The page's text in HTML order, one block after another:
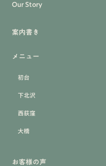
Our Story
案内書き
メニュー
初台
下北沢
西荻窪
大橋
お客様の声